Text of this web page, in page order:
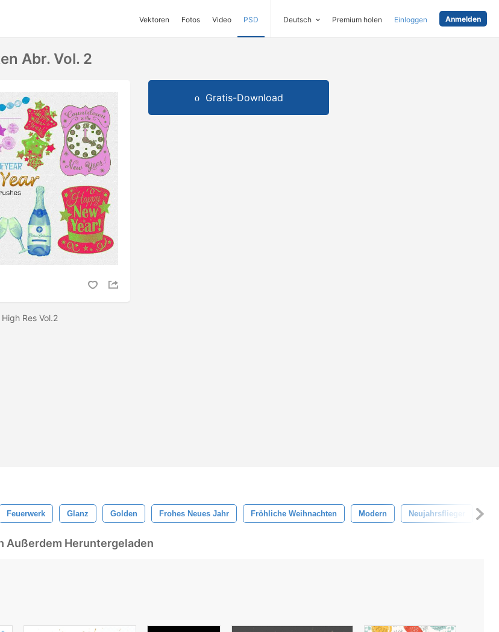
Vektoren Fotos Video PSD Deutsch Premium holen Einloggen Anmelden
Abr. Vol. 2
Res Vol.2
Gratis-Download
Feuerwerk Glanz Golden Frohes Neues Jahr Fröhliche Weihnachten Modern Neujahrsflieger
Außerdem Heruntergeladen